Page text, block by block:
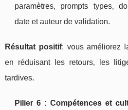
paramètres, prompts types,
date et auteur de validation.
Résultat positif: vous améliorez
en réduisant les retours, les
tardives.
Pilier 6 : Compétences et